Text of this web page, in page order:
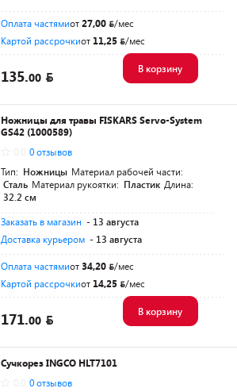
Оплата частямиот27,00
/мес
Картой рассрочкиот 11,25 /мес
135.00
В корзину
Ножницы для травы FISKARS Servo-System
GS42 (1000589)
0 отзывов
Тип: Ножницы Материал рабочей части:
Сталь Материал рукоятки: Пластик Длина:
32.2 см
Заказать в магазин - 13 августа
Доставка курьером - 13 августа
Оплата частямиот34,20
/мес
Картой рассрочкиот 14,25 /мес
171.00
В корзину
Сучкорез INGCO HLT7101
0 отзывов